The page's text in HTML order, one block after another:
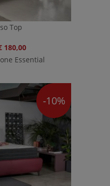
Top
180,00
Essential
-10%